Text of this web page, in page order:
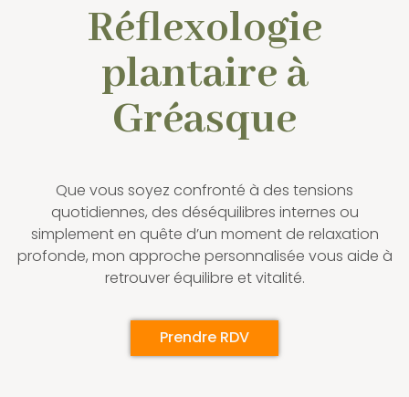
Réflexologie
plantaire à
Gréasque
Que vous soyez confronté à des tensions
quotidiennes, des déséquilibres internes ou
simplement en quête d’un moment de relaxation
profonde, mon approche personnalisée vous aide à
retrouver équilibre et vitalité.
Prendre RDV